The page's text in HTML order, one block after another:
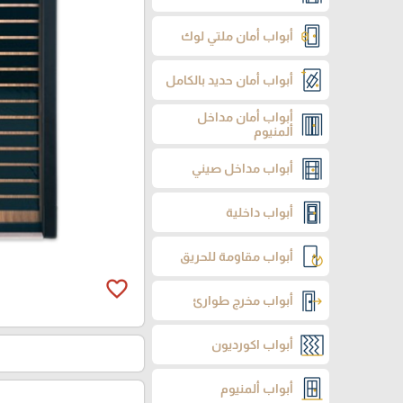
أبواب أمان ملتي لوك
أبواب أمان حديد بالكامل
أبواب أمان مداخل
ألمنيوم
أبواب مداخل صيني
أبواب داخلية
أبواب مقاومة للحريق
أبواب مخرج طوارئ
أبواب اكورديون
أبواب ألمنيوم
favorite_border